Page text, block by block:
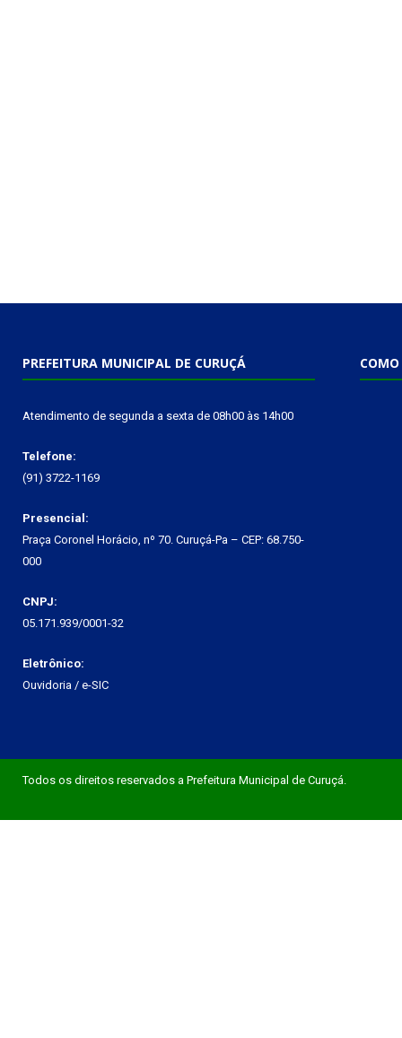
PREFEITURA MUNICIPAL DE CURUÇÁ
Atendimento de segunda a sexta de 08h00 às 14h00
Telefone:
(91) 3722-1169
Presencial:
Praça Coronel Horácio, nº 70. Curuçá-Pa – CEP: 68.750-
000
CNPJ:
05.171.939/0001-32
Eletrônico:
Ouvidoria / e-SIC
COMO
Todos os direitos reservados a Prefeitura Municipal de Curuçá.